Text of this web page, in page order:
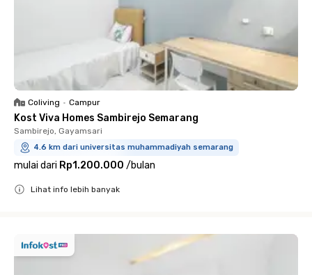
Coliving • Campur
Kost Viva Homes Sambirejo Semarang
Sambirejo, Gayamsari
4.6 km dari universitas muhammadiyah semarang
mulai dari Rp1.200.000 /bulan
Lihat info lebih banyak